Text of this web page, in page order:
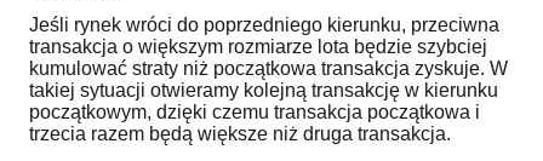
Jeśli rynek wróci do poprzedniego kierunku, przeciwna
transakcja o większym rozmiarze lota będzie szybciej
kumulować straty niż początkowa transakcja zyskuje. W
takiej sytuacji otwieramy kolejną transakcję w kierunku
początkowym, dzięki czemu transakcja początkowa i
trzecia razem będą większe niż druga transakcja.